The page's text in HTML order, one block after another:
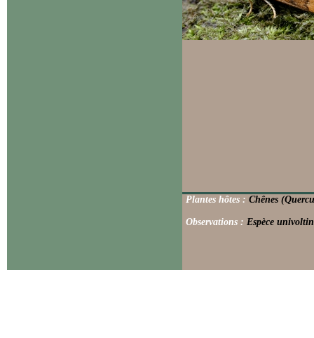
Plantes hôtes : Chênes
Observations : Espèce